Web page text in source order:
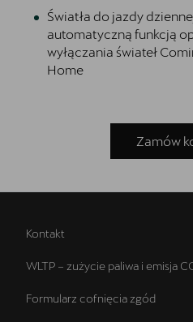
Światła do jazdy
automatyczną funkcją
wyłączania świateł
Home
Zamów
Kontakt
WLTP – zużycie paliwa i emisja
Formularz cofnięcia zgód